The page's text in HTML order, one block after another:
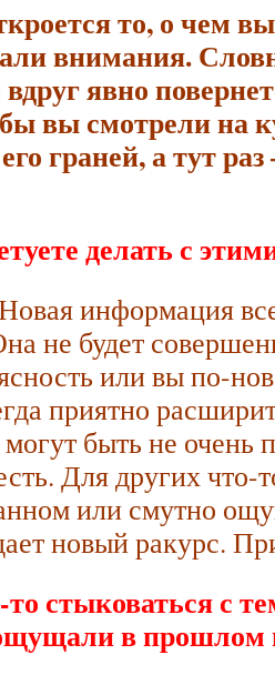
то, о чем
внимания.
явно
вы смотрели на
граней, а тут
делать с
информация
не будет
или вы по-
приятно
быть не очень
Для других что-
или смутно
новый ракурс.
то стыковаться с
в прошлом